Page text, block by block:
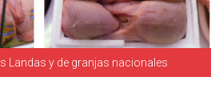
Landas y de granjas nacionales